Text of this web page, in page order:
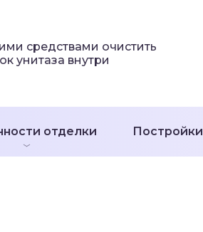
средствами очистить
унитаза внутри
отделки Постройки